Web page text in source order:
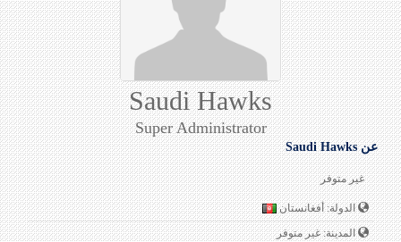
Saudi Hawks
Super Administrator
عن Saudi Hawks
غير متوفر
الدولة: أفغانستان
المدينة: غير متوفر